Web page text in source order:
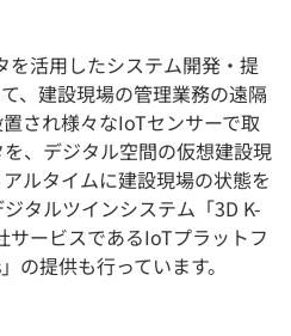
活用したシステム開発・提
、建設現場の管理業務の遠隔
され様々なIoTセンサーで取
、デジタル空間の仮想建設現
ルタイムに建設現場の状態を
タルツインシステム「3D K-
ービスであるIoTプラットフ
提供も行っています。